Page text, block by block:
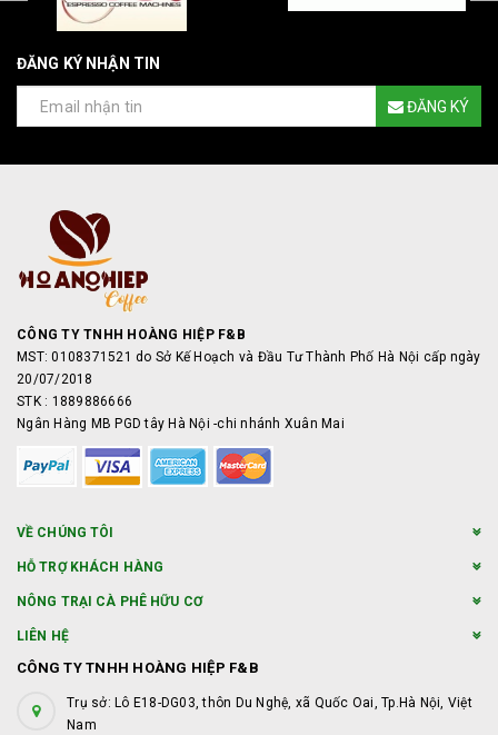
ĐĂNG KÝ NHẬN TIN
ĐĂNG KÝ
CÔNG TY TNHH HOÀNG HIỆP F&B
MST: 0108371521 do Sở Kế Hoạch và Đầu Tư Thành Phố Hà Nội cấp ngày
20/07/2018
STK : 1889886666
Ngân Hàng MB PGD tây Hà Nội -chi nhánh Xuân Mai
VỀ CHÚNG TÔI
HỖ TRỢ KHÁCH HÀNG
NÔNG TRẠI CÀ PHÊ HỮU CƠ
LIÊN HỆ
CÔNG TY TNHH HOÀNG HIỆP F&B
Trụ sở: Lô E18-DG03, thôn Du Nghệ, xã Quốc Oai, Tp.Hà Nội, Việt
Nam